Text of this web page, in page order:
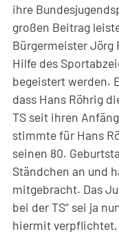
ihre
großen Beitrag
Bürgermeister Jörg
Hilfe des
begeistert werden.
dass Hans Röhrig
TS seit ihren
stimmte für Hans
seinen 80.
Ständchen an und
mitgebracht. Das
bei der TS“ sei ja
hiermit verpflichtet,